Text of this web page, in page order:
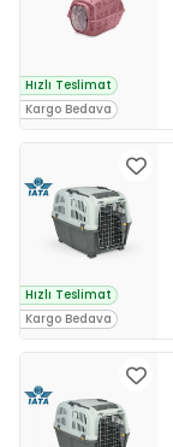
Hızlı Teslimat
Kargo Bedava
Hızlı Teslimat
Kargo Bedava